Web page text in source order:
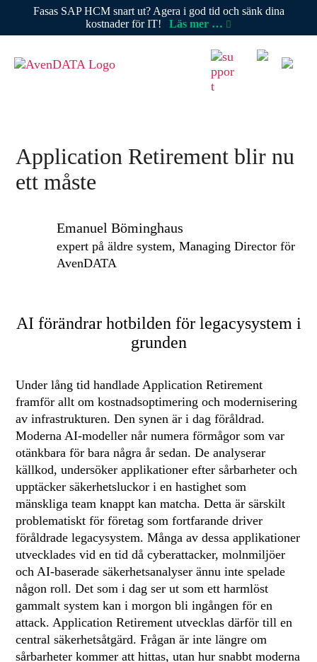
Fasas SAP HCM snart ut? Agera i god tid och sänk dina
kostnader för IT!
Läs mer …
Application Retirement blir nu
ett måste
Emanuel Böminghaus
expert på äldre system, Managing Director för
AvenDATA
AI förändrar hotbilden för legacysystem i
grunden
Under lång tid handlade Application Retirement
framför allt om kostnadsoptimering och modernisering
av infrastrukturen. Den synen är i dag föråldrad.
Moderna AI-modeller når numera förmågor som var
otänkbara för bara några år sedan. De analyserar
källkod, undersöker applikationer efter sårbarheter och
upptäcker säkerhetsluckor i en hastighet som
mänskliga team knappt kan matcha. Detta är särskilt
problematiskt för företag som fortfarande driver
föråldrade legacysystem. Många av dessa applikationer
utvecklades vid en tid då cyberattacker, molnmiljöer
och AI-baserade säkerhetsanalyser ännu inte spelade
någon roll. Det som i dag ser ut som ett harmlöst
gammalt system kan i morgon bli ingången för en
attack. Application Retirement utvecklas därför till en
central säkerhetsåtgärd. Frågan är inte längre om
sårbarheter kommer att hittas, utan hur snabbt moderna